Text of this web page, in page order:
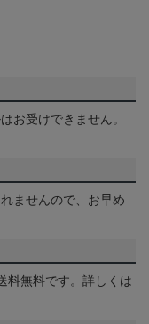
お受けできません。
ませんので、お早め
料無料です。詳しくは